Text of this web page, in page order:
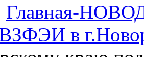
Главная-
в